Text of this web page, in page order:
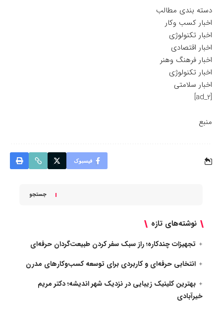
دسته بندی مطالب
اخبار کسب وکار
اخبار تکنولوژی
اخبار اقتصادی
اخبار فرهنگ وهنر
اخبار تکنولوژی
اخبار سلامتی
[ad_2]
منبع
فیسبوک
جستجو
نوشته‌های تازه
تجهیزات چندکاره؛ راز سبک سفر کردن طبیعت‌گردان حرفه‌ای
انتخابی حرفه‌ای و کاربردی برای توسعه کسب‌وکارهای مدرن
بهترین کلینیک زیبایی در نزدیک شهر اندیشه؛ دکتر مریم
خیرآبادی